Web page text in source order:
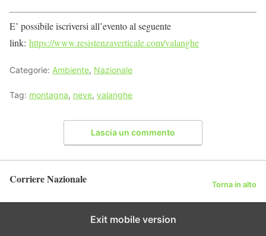
E’ possibile iscriversi all’evento al seguente
link: https://www.resistenzaverticale.com/valanghe
Categorie: Ambiente, Nazionale
Tag: montagna, neve, valanghe
Lascia un commento
Corriere Nazionale Torna in alto
Exit mobile version